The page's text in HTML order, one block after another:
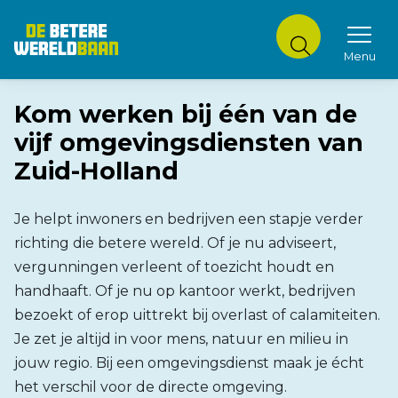
De Betere Wereldbaan
Menu
Kom werken bij één van de
vijf omgevingsdiensten van
Zuid-Holland
Je helpt inwoners en bedrijven een stapje verder
richting die betere wereld. Of je nu adviseert,
vergunningen verleent of toezicht houdt en
handhaaft. Of je nu op kantoor werkt, bedrijven
bezoekt of erop uittrekt bij overlast of calamiteiten.
Je zet je altijd in voor mens, natuur en milieu in
jouw regio. Bij een omgevingsdienst maak je écht
het verschil voor de directe omgeving.